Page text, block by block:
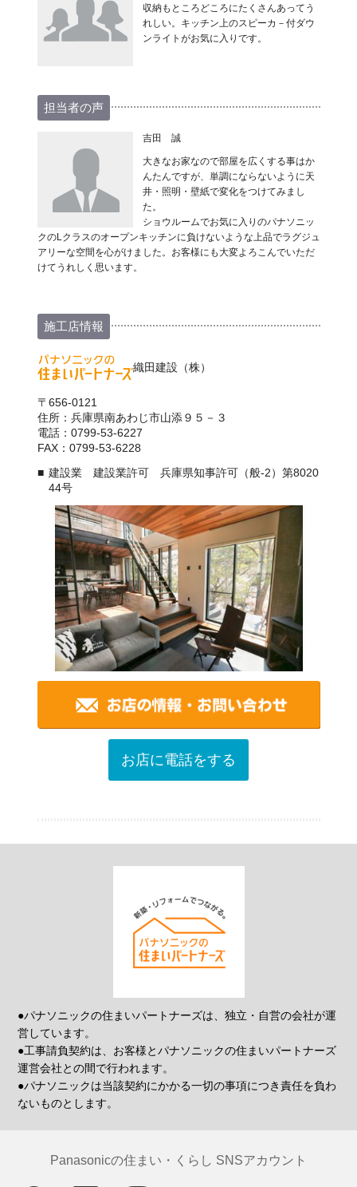
収納もところどころにたくさんあってう
れしい。キッチン上のスピーカ－付ダウ
ンライトがお気に入りです。
担当者の声
吉田 誠
大きなお家なので部屋を広くする事はか
んたんですが、単調にならないように天
井・照明・壁紙で変化をつけてみまし
た。
ショウルームでお気に入りのパナソニッ
クのLクラスのオープンキッチンに負けないような上品でラグジュ
アリーな空間を心がけました。お客様にも大変よろこんでいただ
けてうれしく思います。
施工店情報
織田建設（株）
〒656-0121
住所：兵庫県南あわじ市山添９５－３
電話：0799-53-6227
FAX：0799-53-6228
建設業 建設業許可 兵庫県知事許可（般-2）第8020
44号
お店に電話をする
●パナソニックの住まいパートナーズは、独立・自営の会社が運
営しています。
●工事請負契約は、お客様とパナソニックの住まいパートナーズ
運営会社との間で行われます。
●パナソニックは当該契約にかかる一切の事項につき責任を負わ
ないものとします。
Panasonicの住まい・くらし SNSアカウント